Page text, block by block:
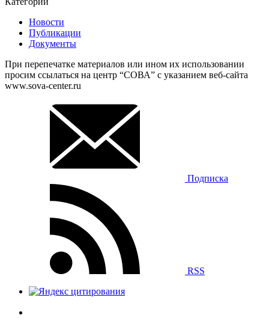
Новости
Публикации
Документы
При перепечатке материалов или ином их использовании
просим ссылаться на центр “СОВА” с указанием веб-сайта
www.sova-center.ru
Подписка
RSS